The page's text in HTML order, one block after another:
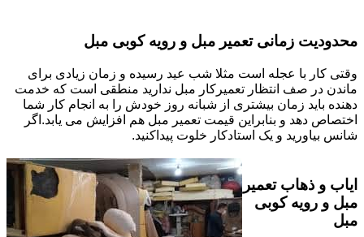
محدودیت زمانی تعمیر مبل و رویه کوبی مبل
وقتی کار با عجله است مثلا شب عید رسیده و زمان زیادی برای
ماندن در صف انتظار تعمیرکار مبل ندارید منطقی است که خدمت
دهنده باید زمان بیشتری از شبانه روز خودش را به انجام کار شما
اختصاص دهد و بنابراین قیمت تعمیر مبل هم افزایش می یابد.اگر
شانس بیاورید و یک استادکار خلوت پیداکنید.
ایاب و ذهاب تعمیر
مبل و رویه کوبی
مبل